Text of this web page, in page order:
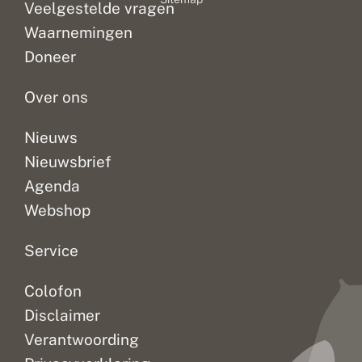
zoals
die...
Veelgestelde vragen
Waarnemingen
Doneer
Over ons
Nieuws
Nieuwsbrief
Agenda
Webshop
Service
Colofon
Disclaimer
Verantwoording